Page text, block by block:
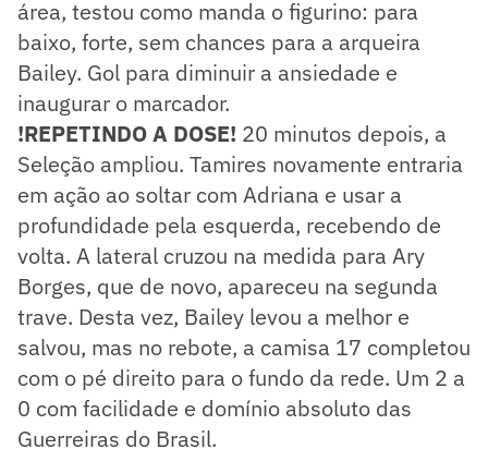
área, testou como manda o figurino: para
baixo, forte, sem chances para a arqueira
Bailey. Gol para diminuir a ansiedade e
inaugurar o marcador.
!REPETINDO A DOSE! 20 minutos depois, a
Seleção ampliou. Tamires novamente entraria
em ação ao soltar com Adriana e usar a
profundidade pela esquerda, recebendo de
volta. A lateral cruzou na medida para Ary
Borges, que de novo, apareceu na segunda
trave. Desta vez, Bailey levou a melhor e
salvou, mas no rebote, a camisa 17 completou
com o pé direito para o fundo da rede. Um 2 a
0 com facilidade e domínio absoluto das
Guerreiras do Brasil.